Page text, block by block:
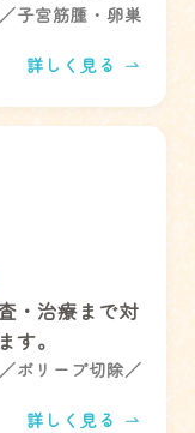
子宮筋腫・卵巣
詳しく見る
・治療まで対
す。
ポリープ切除／
詳しく見る